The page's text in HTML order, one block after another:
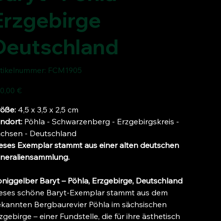
FCM1905
FCM1905
€
4,5 x 3,5 x 2,5 cm
Pöhla - Schwarzenberg - Erzgebirgskreis -
- Deutschland
Exemplar stammt aus einer alten deutschen
Baryt – Pöhla, Erzgebirge, Deutschland
schöne Baryt-Exemplar stammt aus dem
Bergbaurevier Pöhla im sächsischen
– einer Fundstelle, die für ihre ästhetisch